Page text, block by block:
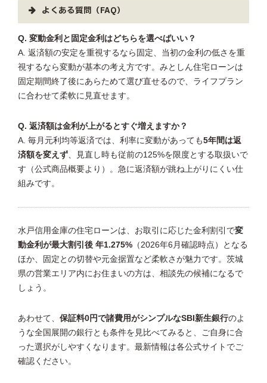
よくある質問（FAQ）
Q. 変動金利と固定金利はどちらを選べばいい？
A. 返済額の安定を重視するなら固定、当初の金利の低さを重
視するなら変動が基本の考え方です。みとしん住宅ローンは
固定期間終了後にあらためて選び直せるので、ライフプラン
に合わせて柔軟に見直せます。
Q. 返済額は金利が上がるとすぐ増えますか？
A. 毎月元利均等返済では、利率に変動があっても5年間は返
済額を変えず 、見直し時も従前の125%を限度とする取扱いで
す（公式商品概要より）。急に返済額が跳ね上がりにくい仕
組みです。
水戸信用金庫の住宅ローンは、お取引に応じた金利割引で変
動金利が最大割引後 年1.275% （2026年6月確認時点）となる
ほか、固定との切替や元金据置など柔軟さが魅力です。茨城
県の営業エリア内にお住まいの方は、相談先の候補になるで
しょう。
あわせて、 保証料0円で諸費用がシンプルなSBI新生銀行のよ
うな全国展開の銀行とも条件を見比べてみると、ご自身に合
った選択がしやすくなります。最新情報は各公式サイトでご
確認ください。